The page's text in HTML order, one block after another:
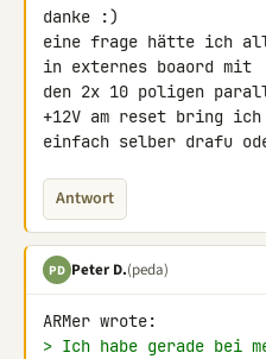
danke :)
eine frage hätte ich
in externes boaord mit
den 2x 10 poligen
+12V am reset bring ich
einfach selber drafu
Antwort
PD Peter D.(peda)
> Ich habe gerade bei